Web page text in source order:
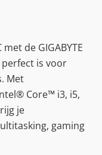
de GIGABYTE
is voor
Met
Core™ i3, i5,
je
gaming